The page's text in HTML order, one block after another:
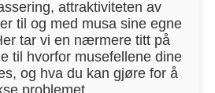
attraktiviteten av
til og med musa sine egne
tar vi en nærmere titt på
til hvorfor musefellene dine
og hva du kan gjøre for å
problemet.